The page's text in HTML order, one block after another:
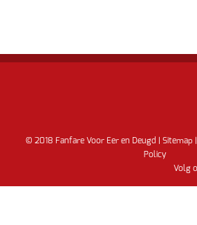
© 2018 Fanfare Voor Eer en Deugd | Sitemap
Policy
Volg